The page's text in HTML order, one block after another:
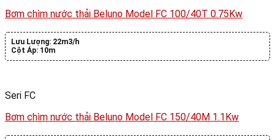
Bơm chìm nước thải Beluno Model FC 100/40T 0.75Kw
Lưu Lượng: 22m3/h
Cột Áp: 10m
Seri FC
Bơm chìm nước thải Beluno Model FC 150/40M 1.1Kw